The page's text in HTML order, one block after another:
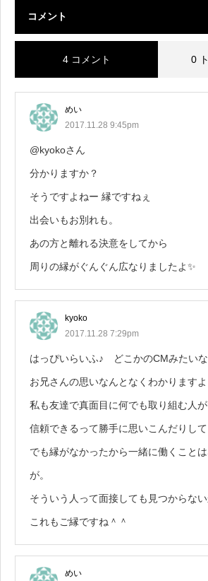
コメント
4 コメント 0
めい
2017.11.28 9:45pm
@kyokoさん
分かりますか？
そうですよねー 縁ですねぇ
出会いもお別れも。
あの方と離れる決意をしてから
周りの縁がぐんぐん広なりましたよ✨
kyoko
2017.11.28 7:29pm
はっぴいらいふ♪ どこかのCMみたいな
お兄さんの思いなんとなくわかりますよ
私も友達で真面目に何でも取り組む人
信頼できるって勝手に思いこんだりして
でも縁がなかったから一緒に働くこと
が。
そういう人って面接しても見つからない
これもご縁ですね＾＾
めい